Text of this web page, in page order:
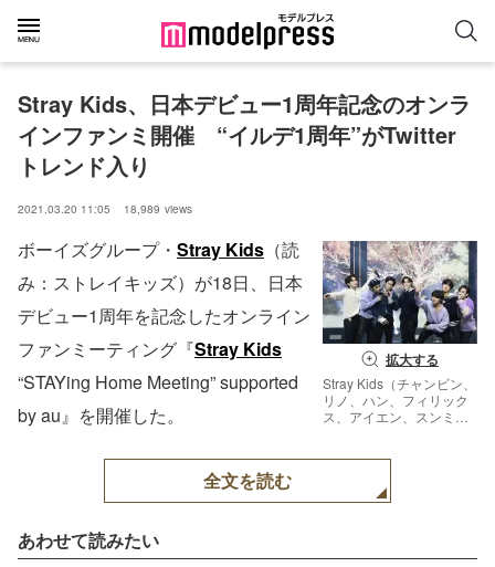
Stray Kids、日本デビュー1周年記念のオンラ
インファンミ開催　“イルデ1周年”がTwitter
トレンド入り
2021.03.20 11:05 18,989 views
拡大する
Stray Kids（チャンビン、
リノ、ハン、フィリック
ス、アイエン、スンミ
ボーイズグループ・ Stray Kids （読
み：ストレイキッズ）が18日、日本
デビュー1周年を記念したオンライン
ファンミーティング『Stray Kids
“STAYing Home Meeting” supported
by au』を開催した。
全文を読む
あわせて読みたい